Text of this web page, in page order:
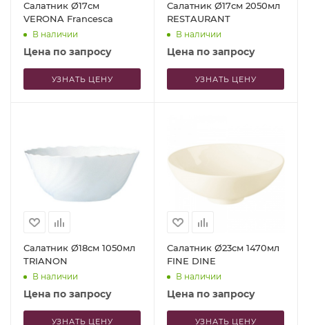
Салатник Ø17см
VERONA Francesca
В наличии
Цена по запросу
УЗНАТЬ ЦЕНУ
Салатник Ø17см 2050мл
RESTAURANT
В наличии
Цена по запросу
УЗНАТЬ ЦЕНУ
Салатник Ø18см 1050мл
TRIANON
В наличии
Цена по запросу
УЗНАТЬ ЦЕНУ
Салатник Ø23см 1470мл
FINE DINE
В наличии
Цена по запросу
УЗНАТЬ ЦЕНУ